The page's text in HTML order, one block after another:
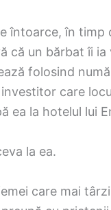
întoarce, în timp
că un bărbat îi ia
folosind
care
ea la hotelul lui
la ea.
care mai